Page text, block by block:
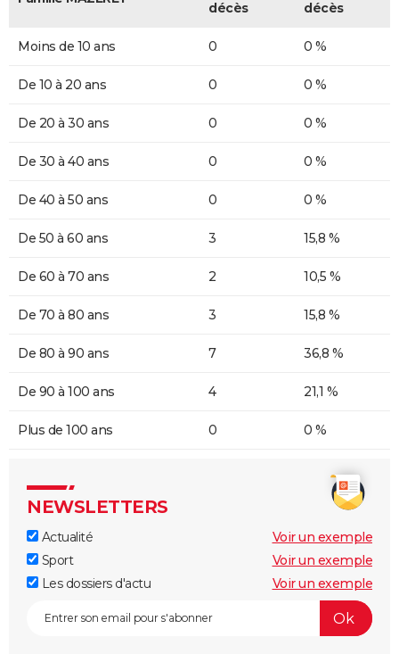
décès
décès
Moins de 10 ans 0 0 %
De 10 à 20 ans 0 0 %
De 20 à 30 ans 0 0 %
De 30 à 40 ans 0 0 %
De 40 à 50 ans 0 0 %
De 50 à 60 ans 3 15,8 %
De 60 à 70 ans 2 10,5 %
De 70 à 80 ans 3 15,8 %
De 80 à 90 ans 7 36,8 %
De 90 à 100 ans 4 21,1 %
Plus de 100 ans 0 0 %
NEWSLETTERS
Actualité
Voir un exemple
Sport
Voir un exemple
Les dossiers d'actu
Voir un exemple